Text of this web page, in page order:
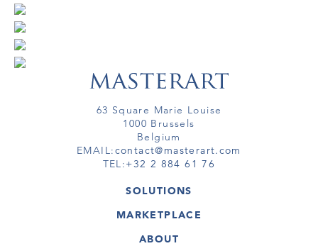
63 Square Marie Louise
1000 Brussels
Belgium
EMAIL:contact@masterart.com
TEL:+32 2 884 61 76
SOLUTIONS
GALLERY
ARTIST
MARKETPLACE
ARTWORKS
ABOUT